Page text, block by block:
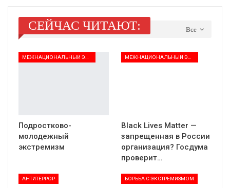
Все
СЕЙЧАС ЧИТАЮТ:
Подростково-
молодежный
экстремизм
Black Lives Matter —
запрещенная в России
организация? Госдума
проверит…
АНТИТЕРРОР БОРЬБА С ЭКСТРЕМИЗМОМ